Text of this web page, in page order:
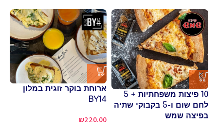
10 פיצות משפחתיות + 5
לחם שום ו-5 בקבוקי שתיה
בפיצה שמש
ארוחת בוקר זוגית במלון
BY14
₪220.00